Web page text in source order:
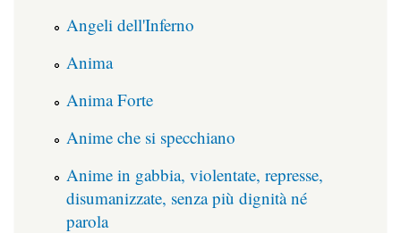
Angeli dell'Inferno
Anima
Anima Forte
Anime che si specchiano
Anime in gabbia, violentate, represse,
disumanizzate, senza più dignità né
parola